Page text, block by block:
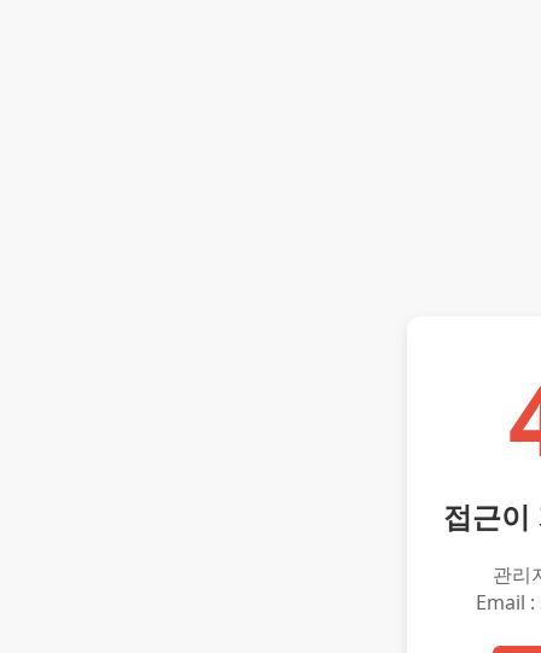
접근이
관리
Email